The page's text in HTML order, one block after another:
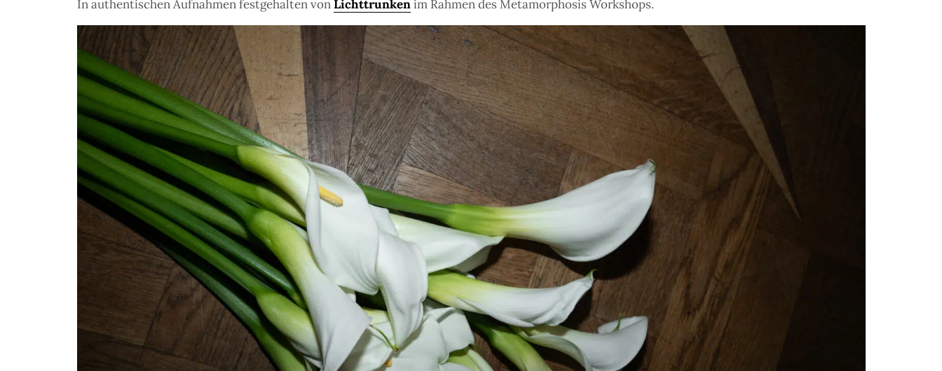
In authentischen Aufnahmen festgehalten vonLichttrunkenim Rahmen des Metamorphosis Workshops.